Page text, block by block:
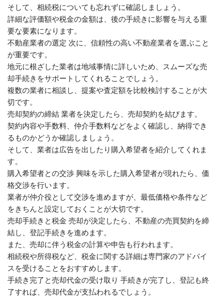
そして、相続税についても忘れずに確認しましょう。
詳細な評価額や税金の金額は、後の手続きに影響を与える重
要な要素になります。
不動産業者の選定 次に、信頼性の高い不動産業者を選ぶこと
が重要です。
地元に根ざした業者は地域事情に詳しいため、スムーズな売
却手続きをサポートしてくれることでしょう。
複数の業者に相談し、提案や査定額を比較検討することが大
切です。
売却契約の締結 業者を決定したら、売却契約を結びます。
契約内容や手数料、仲介手数料などをよく確認し、納得でき
るものかどうか確認しましょう。
そして、業者は広告を出したり購入希望者を紹介してくれま
す。
購入希望者との交渉 興味を示した購入希望者が現れたら、価
格交渉を行います。
業者が仲介役として交渉を進めますが、最低価格や条件など
をきちんと設定しておくことが大切です。
売却手続きと税金 売却が決定したら、不動産の売買契約を締
結し、登記手続きを進めます。
また、売却に伴う税金の計算や申告も行われます。
相続税や所得税など、税金に関する詳細は専門家のアドバイ
スを受けることをおすすめします。
手続き完了と売却代金の受け取り 手続きが完了し、登記も終
了すれば、売却代金が支払われるでしょう。